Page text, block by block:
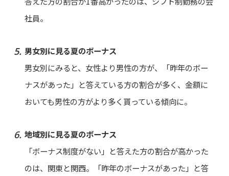
社員。
男女別に見る夏のボーナス
男女別にみると、女性より男性の方が、「昨年のボー
ナスがあった」と答えている方の割合が多く、金額に
おいても男性の方がより多く貰っている傾向に。
地域別に見る夏のボーナス
「ボーナス制度がない」と答えた方の割合が高かった
のは、関東と関西。「昨年のボーナスがあった」と答